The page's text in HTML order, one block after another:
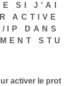
SI J'AI
ACTIVE
IP DANS
STU
activer le prot